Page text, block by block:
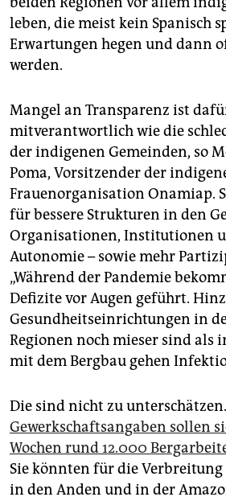
leben, die meist kein Spanisch
Erwartungen hegen und dann
werden.
Mangel an Transparenz ist
mitverantwortlich wie die
der indigenen Gemeinden, so
Poma, Vorsitzender der
Frauenorganisation Onamiap.
für bessere Strukturen in den
Organisationen, Institutionen
Autonomie – sowie mehr
„Während der Pandemie
Defizite vor Augen geführt.
Gesundheitseinrichtungen in
Regionen noch mieser sind als
mit dem Bergbau gehen
Die sind nicht zu unterschätzen.
Gewerkschaftsangaben sollen
Wochen rund 12.000
Sie könnten für die Verbreitung
in den Anden und in der